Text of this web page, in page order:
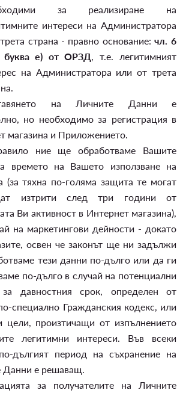
за реализиране на
интереси на Администратора
страна - правно основание: чл. 6
буква е) от ОРЗД, т.е. легитимният
на Администратора или от трета
на Личните Данни е
но необходимо за регистрация в
магазина и Приложението.
ние ще обработваме Вашите
времето на Вашето използване на
(за тяхна по-голяма защита те могат
изтрити след три години от
Ви активност в Интернет магазина),
на маркетингови дейности - докато
освен че законът ще ни задължи
тези данни по-дълго или да ги
по-дълго в случай на потенциални
за давностния срок, определен от
специално Гражданския кодекс, или
цели, произтичащи от изпълнението
легитимни интереси. Във всеки
дългият период на съхранение на
Данни е решаващ.
за получателите на Личните